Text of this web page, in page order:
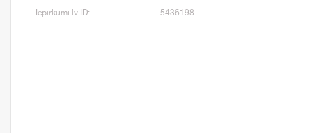
Iepirkumi.lv ID: 5436198